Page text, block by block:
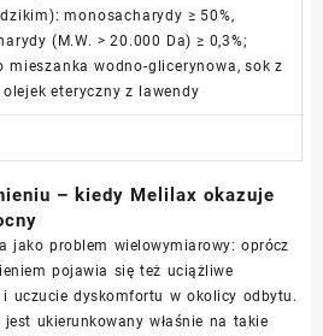
monosacharydy ≥ 50%,
(M.W. > 20.000 Da) ≥ 0,3%;
mieszanka wodno-glicerynowa, sok z
olejek eteryczny z lawendy
– kiedy Melilax okazuje
jako problem wielowymiarowy: oprócz
pojawia się też uciążliwe
uczucie dyskomfortu w okolicy odbytu.
jest ukierunkowany właśnie na takie